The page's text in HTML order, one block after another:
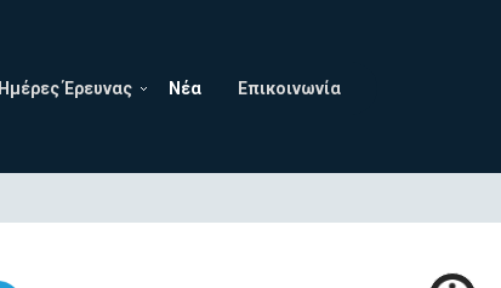
Ημέρες Έρευνας Νέα Επικοινωνία